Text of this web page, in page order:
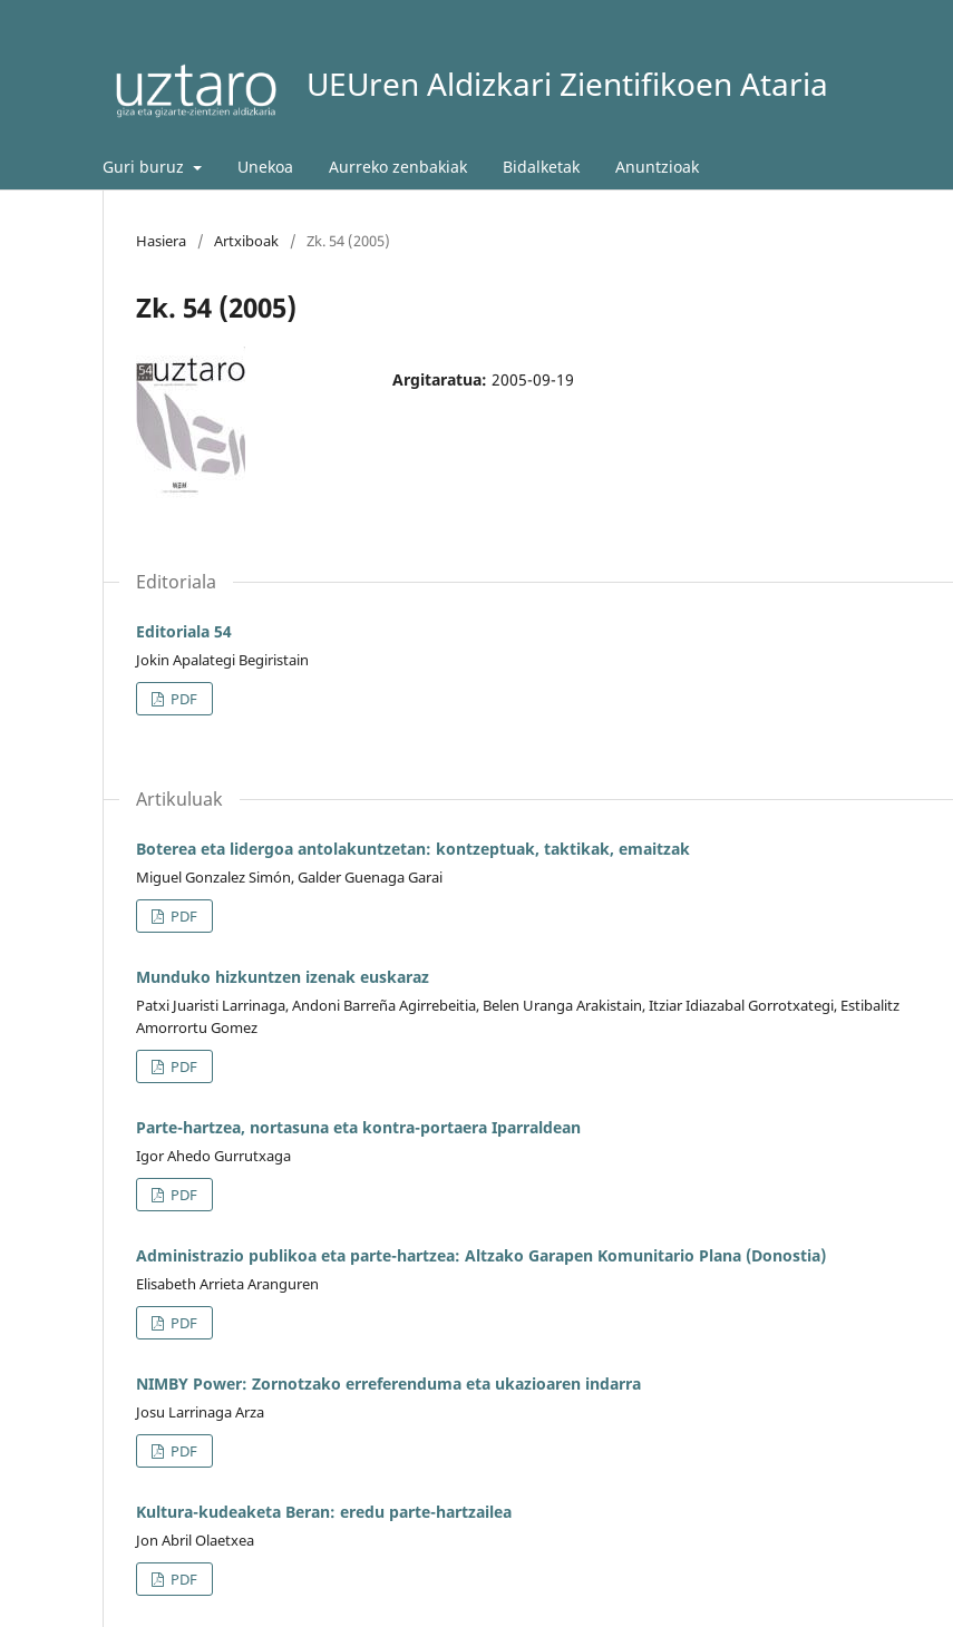
UEUren Aldizkari Zientifikoen Ataria
Guri buruz Unekoa Aurreko zenbakiak Bidalketak Anuntzioak
Hasiera / Artxiboak / Zk. 54 (2005)
Zk. 54 (2005)
Argitaratua: 2005-09-19
Editoriala
Editoriala 54
Jokin Apalategi Begiristain
PDF
Artikuluak
Boterea eta lidergoa antolakuntzetan: kontzeptuak, taktikak, emaitzak
Miguel Gonzalez Simón, Galder Guenaga Garai
PDF
Munduko hizkuntzen izenak euskaraz
Patxi Juaristi Larrinaga, Andoni Barreña Agirrebeitia, Belen Uranga Arakistain, Itziar Idiazabal Gorrotxategi, Estibalitz
Amorrortu Gomez
PDF
Parte-hartzea, nortasuna eta kontra-portaera Iparraldean
Igor Ahedo Gurrutxaga
PDF
Administrazio publikoa eta parte-hartzea: Altzako Garapen Komunitario Plana (Donostia)
Elisabeth Arrieta Aranguren
PDF
NIMBY Power: Zornotzako erreferenduma eta ukazioaren indarra
Josu Larrinaga Arza
PDF
Kultura-kudeaketa Beran: eredu parte-hartzailea
Jon Abril Olaetxea
PDF